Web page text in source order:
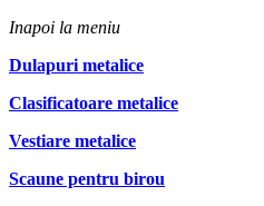
Inapoi la meniu
Dulapuri metalice
Clasificatoare metalice
Vestiare metalice
Scaune pentru birou